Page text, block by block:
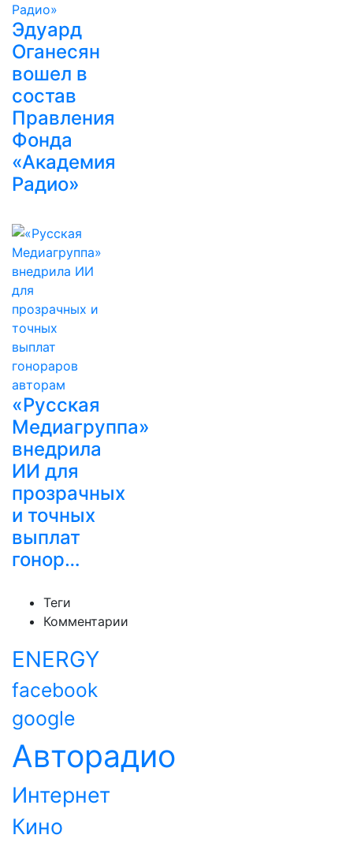
Эдуард
Оганесян
вошел в
состав
Правления
Фонда
«Академия
Радио»
«Русская
Медиагруппа»
внедрила
ИИ для
прозрачных
и точных
выплат
гонор…
Теги
Комментарии
ENERGY
facebook
google
Авторадио
Интернет
Кино